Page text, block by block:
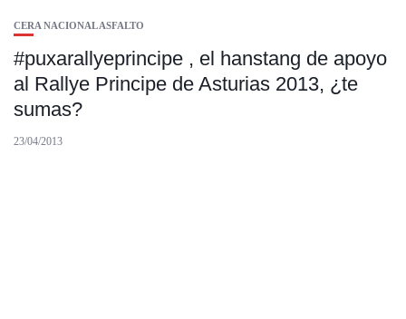
CERA NACIONAL ASFALTO
#puxarallyeprincipe , el hanstang de apoyo
al Rallye Principe de Asturias 2013, ¿te
sumas?
23/04/2013